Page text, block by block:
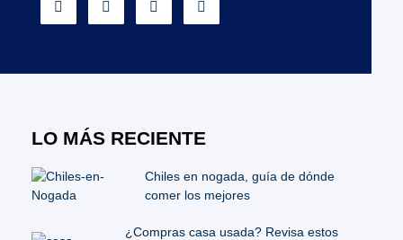
LO MÁS RECIENTE
Chiles en nogada, guía de dónde
comer los mejores
¿Compras casa usada? Revisa estos